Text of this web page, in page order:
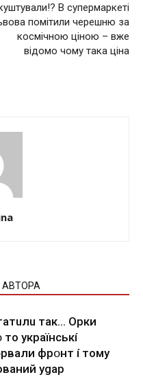
В супермаркеті
помітили черешню за
космічною ціною – вже
відомо чому така ціна
АВТОРА
тaк… Opки
yкpaїнcькí
фpօнт í тoмy
ygap